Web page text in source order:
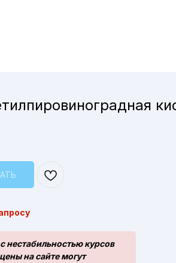
нестабильностью курсов
на сайте могут